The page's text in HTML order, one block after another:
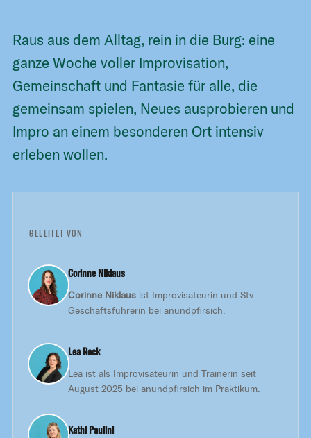
Raus aus dem Alltag, rein in die Burg: eine
ganze Woche voller Improvisation,
Gemeinschaft und Fantasie für alle, die
gemeinsam spielen, Neues ausprobieren und
Impro an einem besonderen Ort intensiv
erleben wollen.
GELEITET VON
Corinne Niklaus
Corinne Niklausist Improvisateurin und Stv.
Geschäftsführerin bei anundpfirsich.
Lea Reck
Lea ist als Improvisateurin und Trainerin seit
August 2025 bei anundpfirsich im Praktikum.
Kathi Paulini